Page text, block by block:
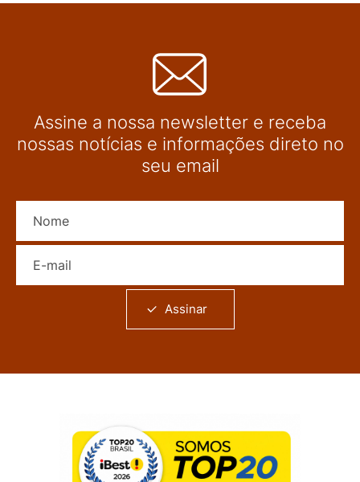
Assine a nossa newsletter e receba
nossas notícias e informações direto no
seu email
Assinar